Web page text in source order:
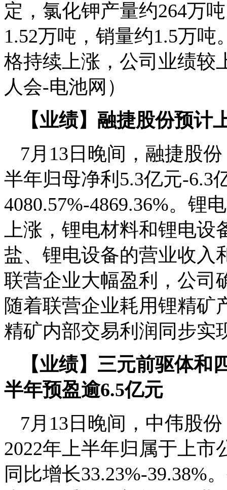
定，氯化钾产量约264万
1.52万吨，销量约1.5万
格持续上涨，公司业绩较
人会-电池网）
【业绩】融捷股份预计
7月13日晚间，融捷股
半年归母净利5.3亿元-6.3
4080.57%-4869.36%。锂
上涨，锂电材料和锂电
盐、锂电设备的营业收入
联营企业大幅盈利，公司
随着联营企业耗用锂精矿
精矿内部交易利润同步实
【业绩】三元前驱体和
半年预盈逾6.5亿元
7月13日晚间，中伟股
2022年上半年归属于上市
同比增长33.23%-39.38%